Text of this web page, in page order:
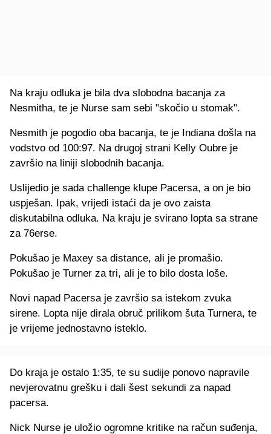
Na kraju odluka je bila dva slobodna bacanja za
Nesmitha, te je Nurse sam sebi "skočio u stomak".
Nesmith je pogodio oba bacanja, te je Indiana došla na
vodstvo od 100:97. Na drugoj strani Kelly Oubre je
završio na liniji slobodnih bacanja.
Uslijedio je sada challenge klupe Pacersa, a on je bio
uspješan. Ipak, vrijedi istaći da je ovo zaista
diskutabilna odluka. Na kraju je svirano lopta sa strane
za 76erse.
Pokušao je Maxey sa distance, ali je promašio.
Pokušao je Turner za tri, ali je to bilo dosta loše.
Novi napad Pacersa je završio sa istekom zvuka
sirene. Lopta nije dirala obruč prilikom šuta Turnera, te
je vrijeme jednostavno isteklo.
Do kraja je ostalo 1:35, te su sudije ponovo napravile
nevjerovatnu grešku i dali šest sekundi za napad
pacersa.
Nick Nurse je uložio ogromne kritike na račun suđenja,